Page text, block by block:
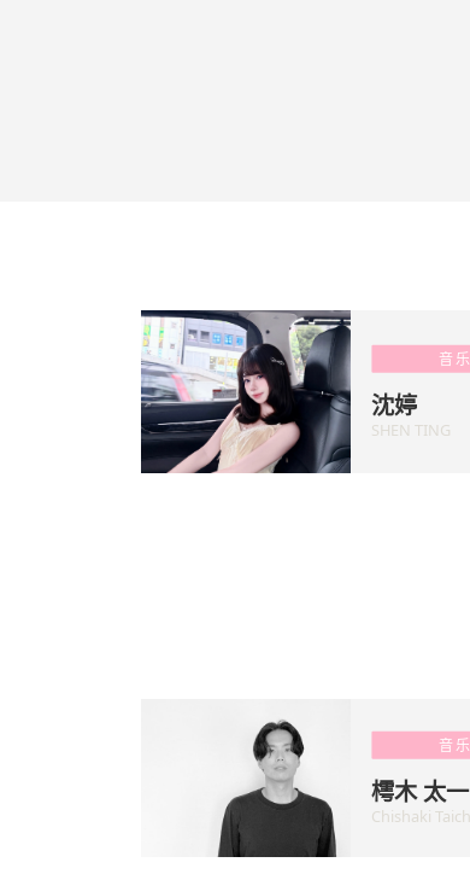
音乐
沈婷
SHEN TING
音乐
樗木 太一
Chishaki